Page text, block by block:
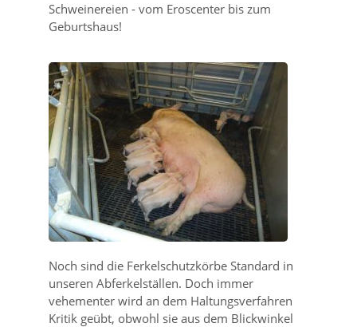
Schweinereien - vom Eroscenter bis zum
Geburtshaus!
Noch sind die Ferkelschutzkörbe Standard in
unseren Abferkelställen. Doch immer
vehementer wird an dem Haltungsverfahren
Kritik geübt, obwohl sie aus dem Blickwinkel